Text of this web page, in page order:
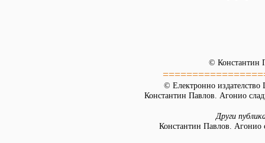
© Константин
© Електронно издателство
Константин Павлов. Агонио
Други
Константин Павлов. Агонио